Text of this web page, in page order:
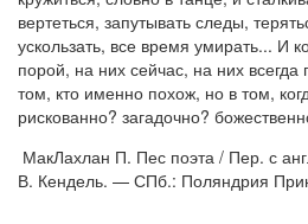
вертеться, запутывать следы,
ускользать, все время умирать... И
порой, на них сейчас, на них
том, кто именно похож, но в том,
рискованно? загадочно?
МакЛахлан П. Пес поэта / Пер. с
В. Кендель. — СПб.: Поляндрия